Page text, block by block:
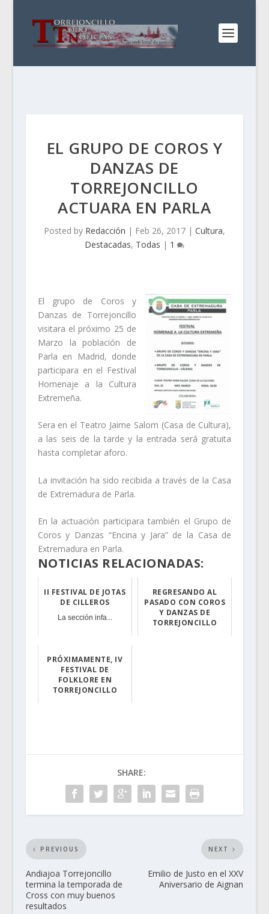
EL GRUPO DE COROS Y
DANZAS DE
TORREJONCILLO
ACTUARA EN PARLA
Posted by Redacción | Feb 26, 2017| Cultura,
Destacadas, Todas | 1
El grupo de Coros y
Danzas de Torrejoncillo
visitara el próximo 25 de
Marzo la población de
Parla en Madrid, donde
participara en el Festival
Homenaje a la Cultura
Extremeña.
Sera en el Teatro Jaime Salom (Casa de Cultura),
a las seis de la tarde y la entrada será gratuita
hasta completar aforo.
La invitación ha sido recibida a través de la Casa
de Extremadura de Parla.
En la actuación participara también el Grupo de
Coros y Danzas “Encina y Jara” de la Casa de
Extremadura en Parla.
NOTICIAS RELACIONADAS:
II FESTIVAL DE JOTAS
DE CILLEROS
La sección infa...
REGRESANDO AL
PASADO CON COROS
Y DANZAS DE
TORREJONCILLO
PRÓXIMAMENTE, IV
FESTIVAL DE
FOLKLORE EN
TORREJONCILLO
SHARE:
PREVIOUS
Andiajoa Torrejoncillo
termina la temporada de
Cross con muy buenos
resultados
NEXT
Emilio de Justo en el XXV
Aniversario de Aignan